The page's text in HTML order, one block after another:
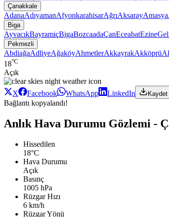
Çanakkale
AdanaAdıyamanAfyonkarahisarAğrıAksarayAmasya
Biga
AyvacıkBayramiçBigaBozcaadaÇanEceabatEzine
Pekmezli
AbdiağaAdliyeAğaköyAhmetlerAkkayrakAkköprü
18°C
Açık
X Facebook WhatsApp LinkedIn Kaydet
Bağlantı kopyalandı!
Anlık Hava Durumu Gözlemi -
Hissedilen
18°C
Hava Durumu
Açık
Basınç
1005 hPa
Rüzgar Hızı
6 km/h
Rüzgar Yönü